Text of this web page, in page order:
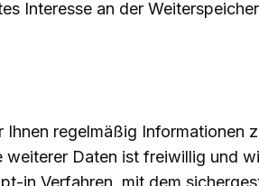
Interesse an der
regelmäßig
Daten ist freiwillig und
in Verfahren, mit dem